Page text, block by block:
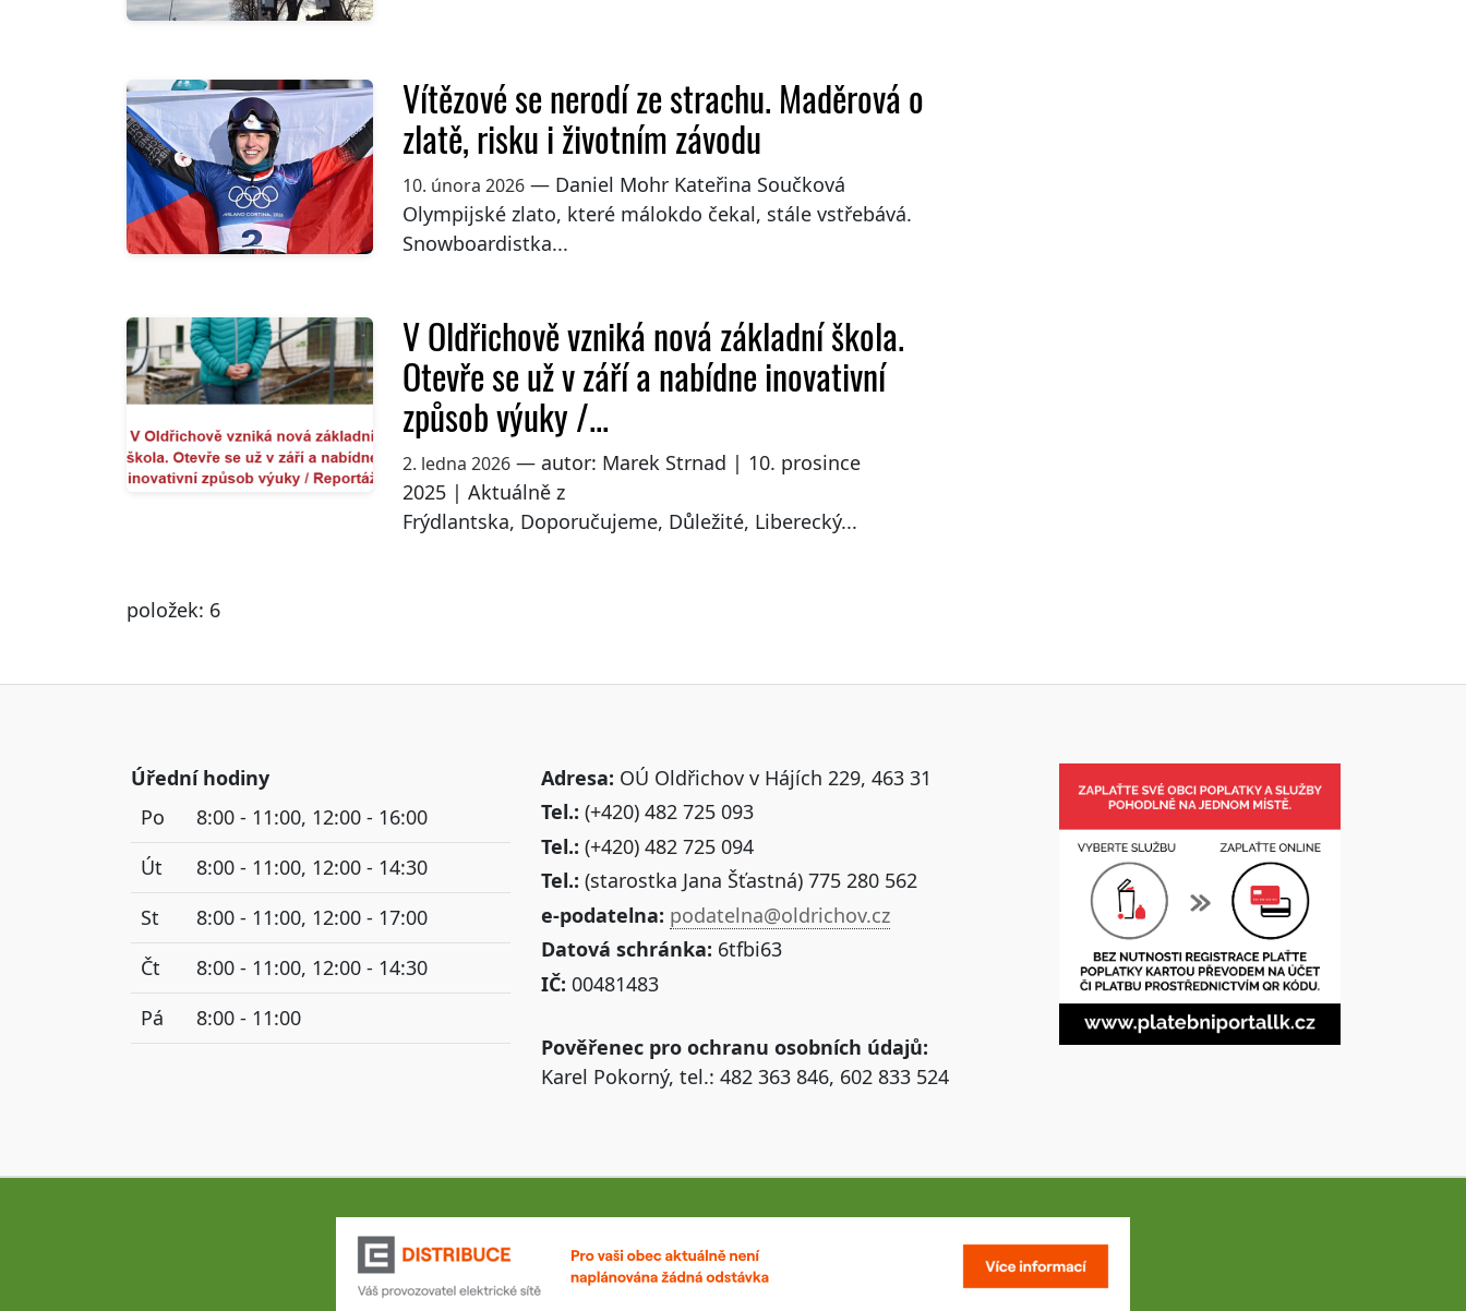
Vítězové se nerodí ze strachu. Maděrová o
zlatě, risku i životním závodu
10. února 2026— Daniel Mohr Kateřina Součková
Olympijské zlato, které málokdo čekal, stále vstřebává.
Snowboardistka...
V Oldřichově vzniká nová základní škola.
Otevře se už v září a nabídne inovativní
způsob výuky /...
2. ledna 2026— autor: Marek Strnad | 10. prosince
2025 | Aktuálně z
Frýdlantska, Doporučujeme, Důležité, Liberecký...
položek: 6
Úřední hodiny
Po
8:00 - 11:00, 12:00 - 16:00
Út
8:00 - 11:00, 12:00 - 14:30
St
8:00 - 11:00, 12:00 - 17:00
Čt
8:00 - 11:00, 12:00 - 14:30
Pá
8:00 - 11:00
Adresa: OÚ Oldřichov v Hájích 229, 463 31
Tel.: (+420) 482 725 093
Tel.: (+420) 482 725 094
Tel.: (starostka Jana Šťastná) 775 280 562
e-podatelna: podatelna@oldrichov.cz
Datová schránka: 6tfbi63
IČ: 00481483
Pověřenec pro ochranu osobních údajů:
Karel Pokorný, tel.: 482 363 846, 602 833 524